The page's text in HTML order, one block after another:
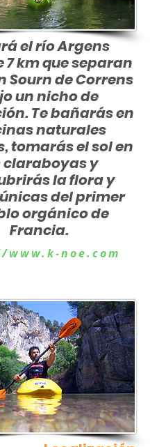
el río Argens
7 km que separan
Sourn de Correns
un nicho de
Te bañarás en
naturales
tomarás elsol en
claraboyas y
la flora y
del primer
orgánico de
Francia.
noe.com